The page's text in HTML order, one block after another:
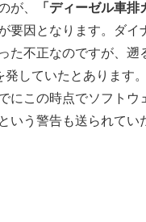
が、 「ディーゼル車排
要因となります。ダ
た不正なのですが、
していたとあります
にこの時点でソフトウ
という警告も送られてい